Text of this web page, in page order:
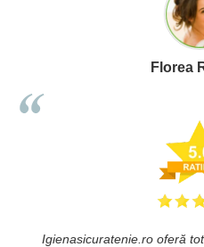
Florea
Igienasicuratenie.ro oferă